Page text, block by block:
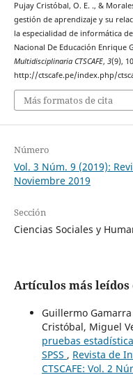
Pujay Cristóbal, O. E. ., &
gestión de aprendizaje y su
la especialidad de informática
Nacional De Educación Enrique
Multidisciplinaria CTSCAFE, 3(9),
http://ctscafe.pe/index.php/
Más formatos de cita
Número
Vol. 3 Núm. 9 (2019):
Noviembre 2019
Sección
Ciencias Sociales y
Artículos más
Guillermo
Cristóbal, Miguel
pruebas
SPSS , Revista de
CTSCAFE: Vol. 2